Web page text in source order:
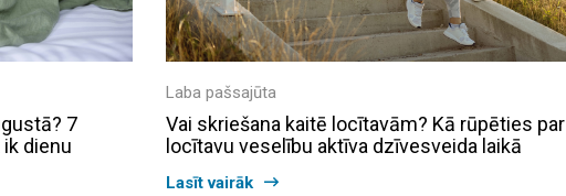
7
dienu
Laba pašsajūta
Vai skriešana kaitē locītavām? Kā rūpēties par
locītavu veselību aktīva dzīvesveida laikā
Lasīt vairāk